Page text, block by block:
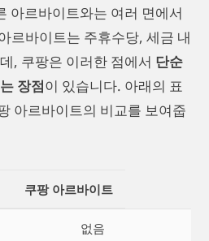
아르바이트와는 여러 면에서
르바이트는 주휴수당, 세금 내
, 쿠팡은 이러한 점에서 단순
장점이 있습니다. 아래의 표
아르바이트의 비교를 보여줍
쿠팡 아르바이트
없음